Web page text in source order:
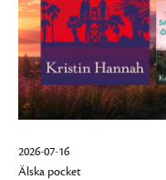
2026-07-16
Älska pocket